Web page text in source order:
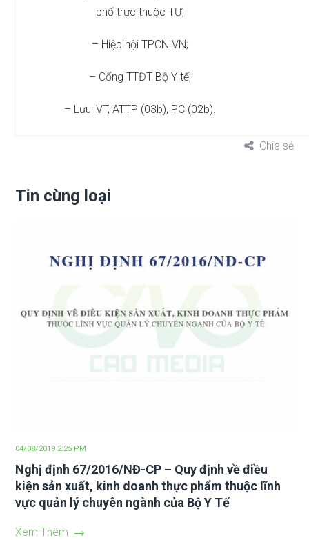
phố trực thuộc TƯ;
– Hiệp hội TPCN VN;
– Cổng TTĐT Bộ Y tế;
– Lưu: VT, ATTP (03b), PC (02b).
Chia sẻ
Tin cùng loại
04/08/2019 2:25 PM
Nghị định 67/2016/NĐ-CP – Quy định về điều
kiện sản xuất, kinh doanh thực phẩm thuộc lĩnh
vực quản lý chuyên ngành của Bộ Y Tế
Xem Thêm